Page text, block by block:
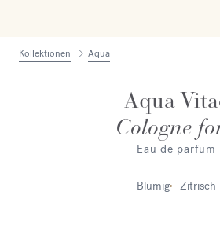
Kollektionen Aqua
Aqua
Cologne
Eau de parfum
Blumig Zitrisch